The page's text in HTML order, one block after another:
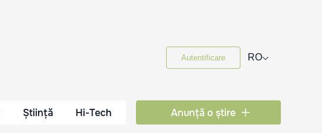
Autentificare RO⌵
Știință Hi-Tech Anunță o știre